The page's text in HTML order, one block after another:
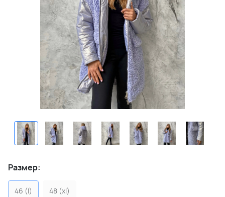
Размер:
46 (l) 48 (xl)